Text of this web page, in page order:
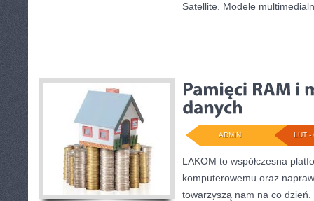
Satellite. Modele
LUT -
ADMIN
LAKOM to współczesna
komputerowemu oraz
towarzyszą nam na co